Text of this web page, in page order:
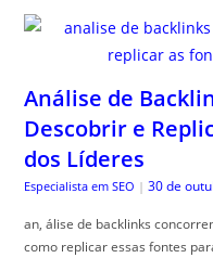
Análise de
Descobrir e
dos Líderes
Especialista em SEO | 30 de
an, álise de backlinks
como replicar essas fontes